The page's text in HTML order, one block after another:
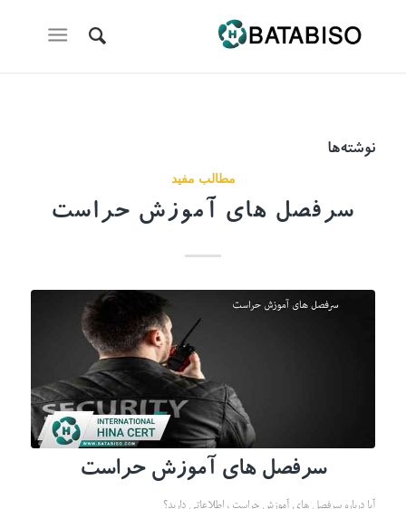
نوشته‌ها
مطالب مفید
سرفصل های آموزش حراست
سرفصل های آموزش حراست
آیا درباره سرفصل های آموزش حراست ، اطلاعاتی دارید؟